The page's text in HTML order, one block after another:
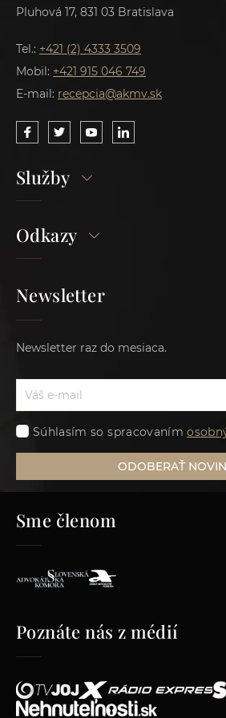
Pluhová 17, 831 03 Bratislava
Tel.: +421 (2) 4333 3509
Mobil: +421 915 046 749
E-mail: recepcia@akmv.sk
Služby
Odkazy
Newsletter
Newsletter raz do mesiaca.
Súhlasím so spracovaním
ODOBERAŤ
Sme členom
Poznáte nás z médií